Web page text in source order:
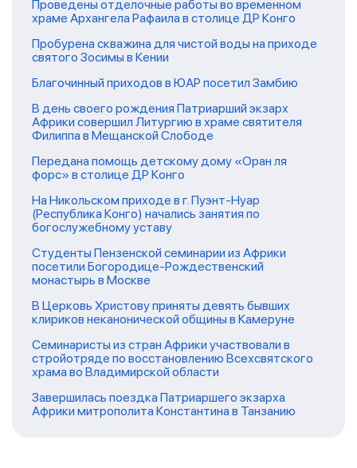
Проведены отделочные работы во временном
храме Архангела Рафаила в столице ДР Конго
Пробурена скважина для чистой воды на приходе
святого Зосимы в Кении
Благочинный приходов в ЮАР посетил Замбию
В день своего рождения Патриарший экзарх
Африки совершил Литургию в храме святителя
Филиппа в Мещанской Слободе
Передана помощь детскому дому «Оран ля
форс» в столице ДР Конго
На Никольском приходе в г. Пуэнт-Нуар
(Республика Конго) начались занятия по
богослужебному уставу
Студенты Пензенской семинарии из Африки
посетили Богородице-Рождественский
монастырь в Москве
В Церковь Христову приняты девять бывших
клириков неканонической общины в Камеруне
Семинаристы из стран Африки участвовали в
стройотряде по восстановлению Всехсвятского
храма во Владимирской области
Завершилась поездка Патриаршего экзарха
Африки митрополита Константина в Танзанию